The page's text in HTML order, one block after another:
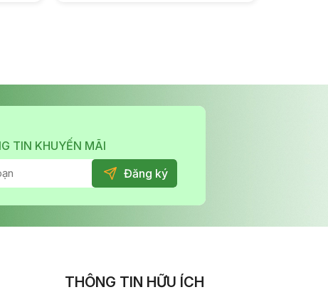
TIN KHUYẾN MÃI
THÔNG TIN HỮU ÍCH